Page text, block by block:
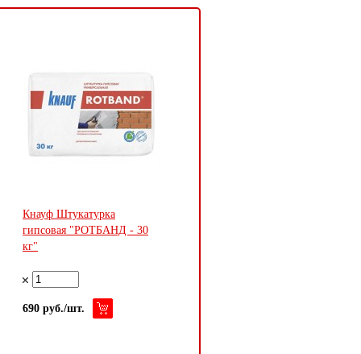
Кнауф Штукатурка
гипсовая "РОТБАНД - 30
кг"
690 руб./шт.